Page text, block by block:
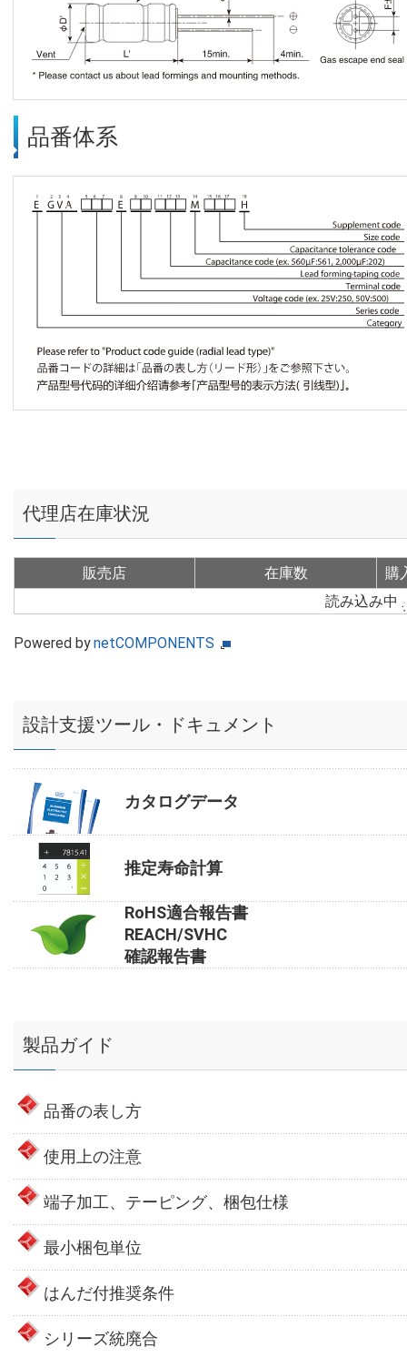
品番体系
代理店在庫状況
販売店 在庫数
購
読み込み中
Powered bynetCOMPONENTS
設計支援ツール・ドキュメント
カタログデータ
推定寿命計算
RoHS適合報告書
REACH/SVHC
確認報告書
製品ガイド
品番の表し方
使用上の注意
端子加工、テーピング、梱包仕様
最小梱包単位
はんだ付推奨条件
シリーズ統廃合